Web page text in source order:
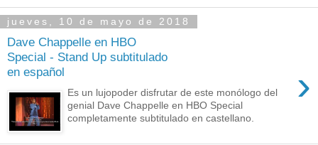
jueves, 10 de mayo de 2018
Dave Chappelle en HBO
Special - Stand Up subtitulado
en español
›
Es un lujopoder disfrutar de este monólogo del
genial Dave Chappelle en HBO Special
completamente subtitulado en castellano.